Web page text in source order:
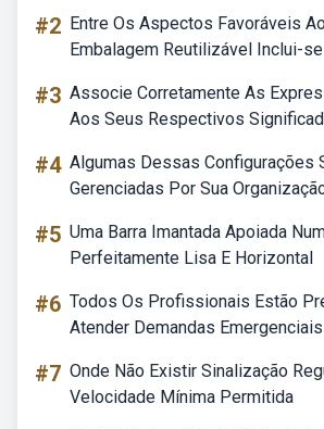
#2 Entre Os Aspectos Favoráveis
Embalagem Reutilizável Inclui-se
#3 Associe Corretamente As
Aos Seus Respectivos
#4 Algumas Dessas Configurações
Gerenciadas Por Sua
#5 Uma Barra Imantada Apoiada
Perfeitamente Lisa E Horizontal
#6 Todos Os Profissionais Estão
Atender Demandas Emergenciais
#7 Onde Não Existir Sinalização
Velocidade Mínima Permitida